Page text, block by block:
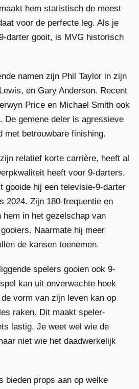
hem statistisch de meest
voor de perfecte leg. Als je
darter gooit, is MVG historisch
namen zijn Phil Taylor in zijn
en Gary Anderson. Recent
Price en Michael Smith ook
De gemene deler is agressieve
met betrouwbare finishing.
relatief korte carrière, heeft al
heeft voor 9-darters.
gooide hij een televisie-9-darter
2024. Zijn 180-frequentie en
hem in het gezelschap van
Naarmate hij meer
de kansen toenemen.
spelers gooien ook 9-
kan uit onverwachte hoek
vorm van zijn leven kan op
raken. Dit maakt speler-
lastig. Je weet wel wie de
niet wie het daadwerkelijk
bieden props aan op welke